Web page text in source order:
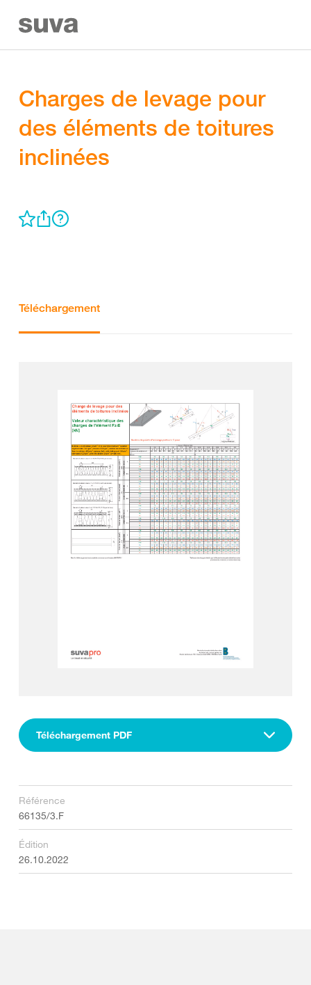
Charges de levage pour
des éléments de toitures
inclinées
Téléchargement
Téléchargement PDF
Référence
66135/3.F
Édition
26.10.2022